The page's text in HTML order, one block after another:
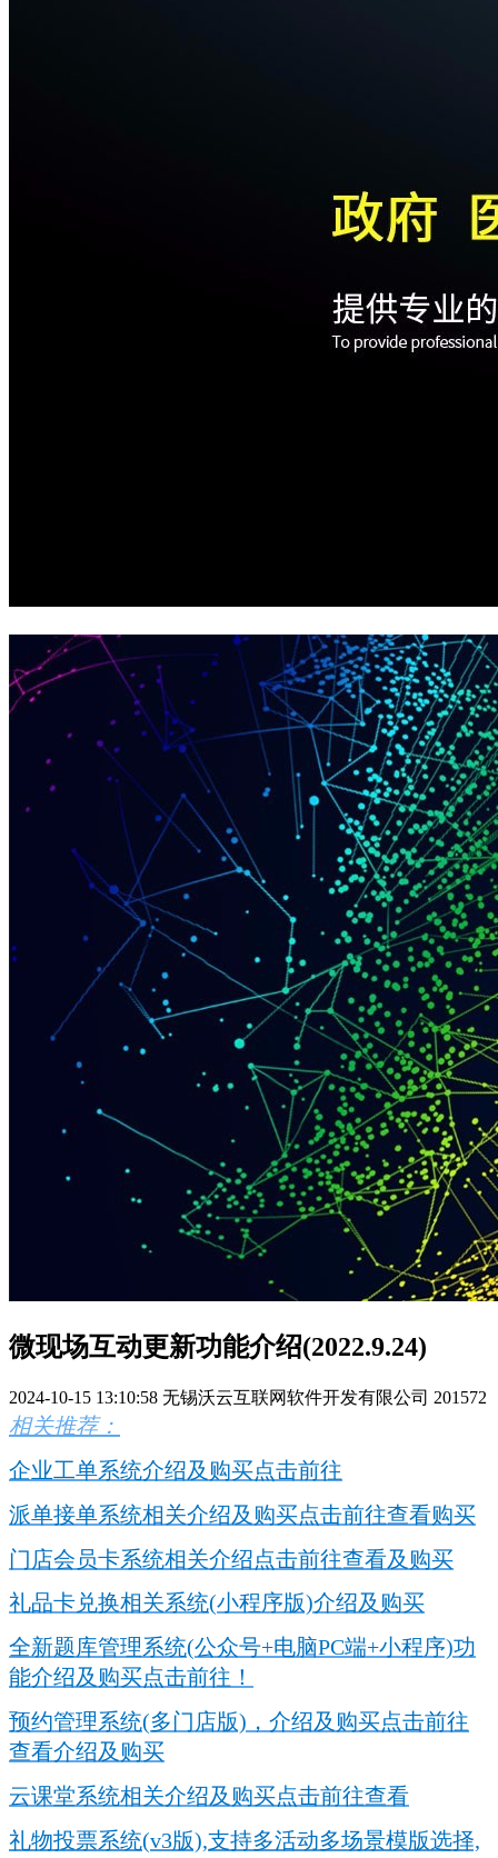
微现场互动更新功能介绍(2022.9.24)
2024-10-15 13:10:58 无锡沃云互联网软件开发有限公司 201572
相关推荐：
企业工单系统介绍及购买点击前往
派单接单系统相关介绍及购买点击前往查看购买
门店会员卡系统相关介绍点击前往查看及购买
礼品卡兑换相关系统(小程序版)介绍及购买
全新题库管理系统(公众号+电脑PC端+小程序)功
能介绍及购买点击前往！
预约管理系统(多门店版)，介绍及购买点击前往
查看介绍及购买
云课堂系统相关介绍及购买点击前往查看
礼物投票系统(v3版),支持多活动多场景模版选择,